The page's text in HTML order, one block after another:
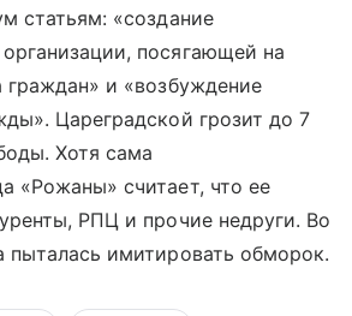
статьям: «создание
посягающей на
граждан» и «возбуждение
Цареградской грозит до 7
Хотя сама
«Рожаны» считает, что ее
РПЦ и прочие недруги. Во
пыталась имитировать обморок.